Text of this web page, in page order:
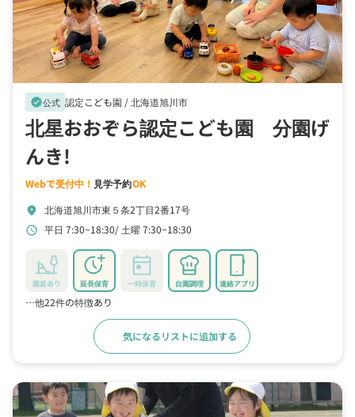
verified公式 認定こども園 /北海道旭川市
北星おおぞら認定こども園 分園げ
んき!
Webで受付中！ 見学予約OK
location_on 北海道旭川市東５条2丁目2番17号
schedule 平日 7:30~18:30 土曜 7:30~18:30
園庭あり 延長保育 一時保育 自園調理 連絡アプリ
…他22件の特徴あり
気になるリストに追加する